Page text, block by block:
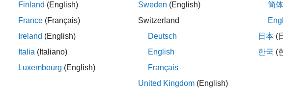
すべて折りたたむ
データ ディクショナリ エントリがあるかどうかを確認
myDictionary_ex_API.slddの [Design Data] セクション
Finland (English)
France (Français)
Ireland (English)
Italia (Italiano)
Luxembourg (English)
Sweden (English)
Switzerland
Deutsch
English
Français
United Kingdom (English)
简
日本 (
한국 (